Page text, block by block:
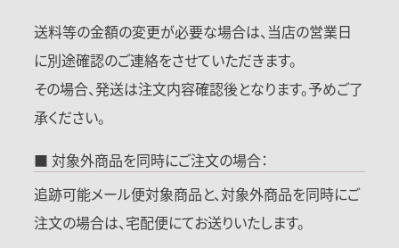
送料等の金額の変更が必要な場合は、当店の営業日
に別途確認のご連絡をさせていただきます。
その場合、発送は注文内容確認後となります。予めご了
承ください。
■ 対象外商品を同時にご注文の場合：
追跡可能メール便対象商品と、対象外商品を同時にご
注文の場合は、宅配便にてお送りいたします。